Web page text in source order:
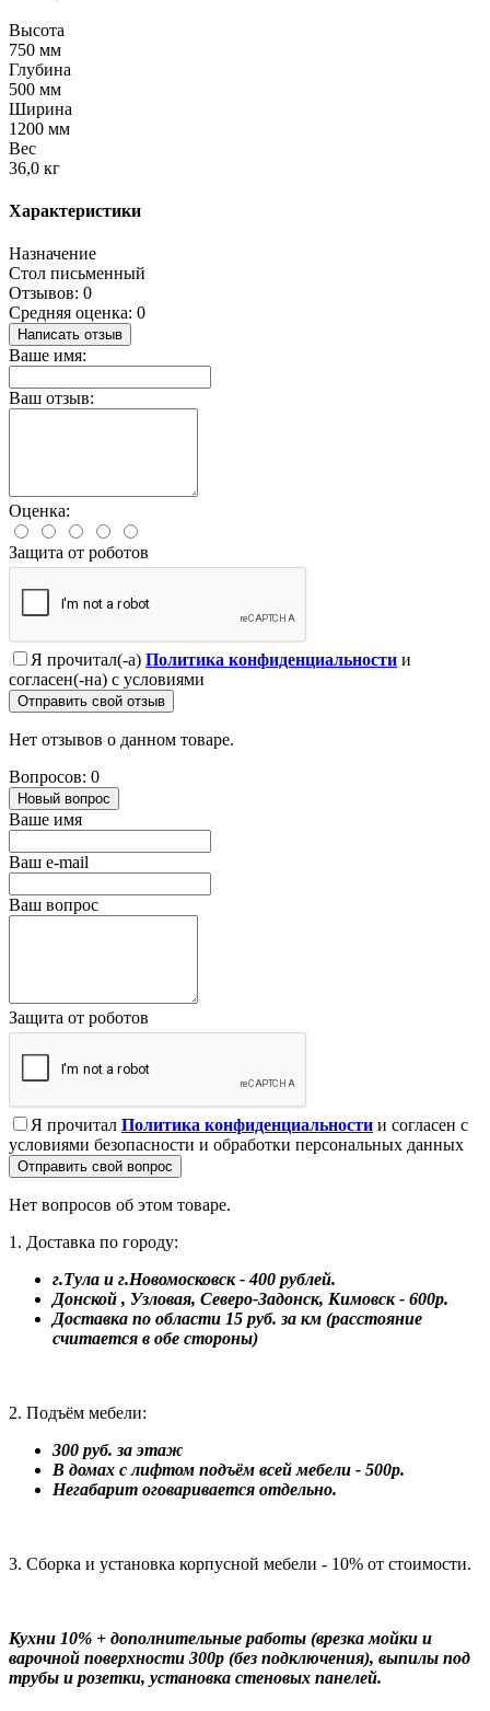
Высота
750 мм
Глубина
500 мм
Ширина
1200 мм
Вес
36,0 кг
Характеристики
Назначение
Стол письменный
Отзывов: 0
Средняя оценка: 0
Написать отзыв
Ваше имя:
Ваш отзыв:
Оценка:
Защита от роботов
Я прочитал(-а) Политика конфиденциальности и
согласен(-на) с условиями
Отправить свой отзыв
Нет отзывов о данном товаре.
Вопросов: 0
Новый вопрос
Ваше имя
Ваш e-mail
Ваш вопрос
Защита от роботов
Я прочитал Политика конфиденциальности и согласен с
условиями безопасности и обработки персональных данных
Отправить свой вопрос
Нет вопросов об этом товаре.
1. Доставка по городу:
г.Тула и г.Новомосковск - 400 рублей.
Донской , Узловая, Северо-Задонск, Кимовск - 600р.
Доставка по области 15 руб. за км (расстояние
считается в обе стороны)
2. Подъём мебели:
300 руб. за этаж
В домах с лифтом подъём всей мебели - 500р.
Негабарит оговаривается отдельно.
3. Сборка и установка корпусной мебели - 10% от стоимости.
Кухни 10% + дополнительные работы (врезка мойки и
варочной поверхности 300р (без подключения), выпилы под
трубы и розетки, установка стеновых панелей.